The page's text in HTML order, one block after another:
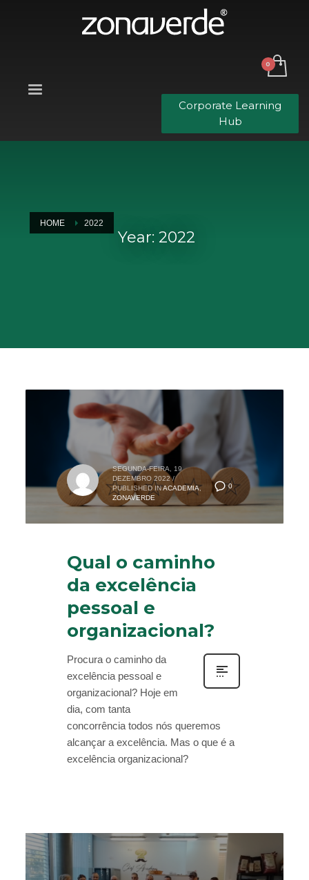
Corporate Learning
Hub
HOME 2022
Year: 2022
0
SEGUNDA-FEIRA, 19
DEZEMBRO 2022 /
PUBLISHED INACADEMIA,
ZONAVERDE
Qual o caminho
da excelência
pessoal e
organizacional?
Procura o caminho da
excelência pessoal e
organizacional? Hoje em
dia, com tanta
concorrência todos nós queremos
alcançar a excelência. Mas o que é a
excelência organizacional?